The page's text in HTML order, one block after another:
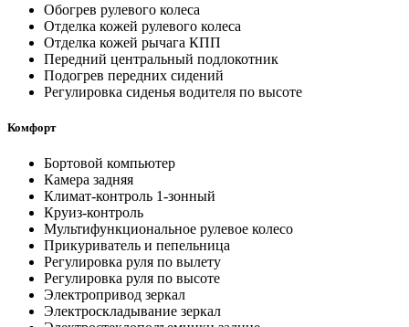
Обогрев рулевого колеса
Отделка кожей рулевого колеса
Отделка кожей рычага КПП
Передний центральный подлокотник
Подогрев передних сидений
Регулировка сиденья водителя по высоте
Комфорт
Бортовой компьютер
Камера задняя
Климат-контроль 1-зонный
Круиз-контроль
Мультифункциональное рулевое колесо
Прикуриватель и пепельница
Регулировка руля по вылету
Регулировка руля по высоте
Электропривод зеркал
Электроскладывание зеркал